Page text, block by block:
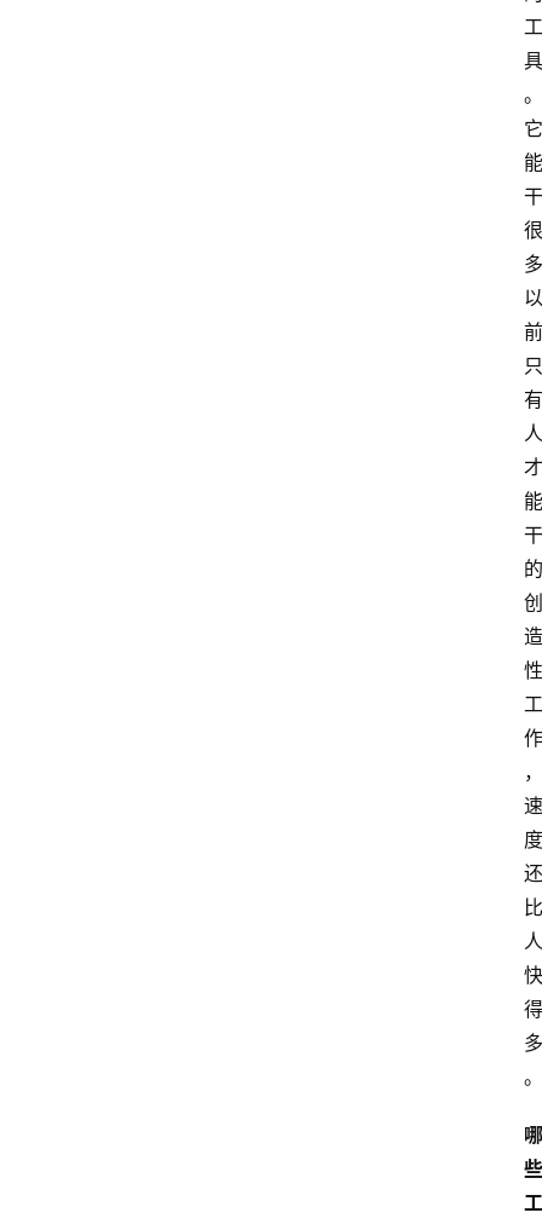
工
具
。
它
能
干
很
多
以
前
只
有
人
才
能
干
的
创
造
性
工
作
，
速
度
还
比
人
快
得
多
。
哪
些
工